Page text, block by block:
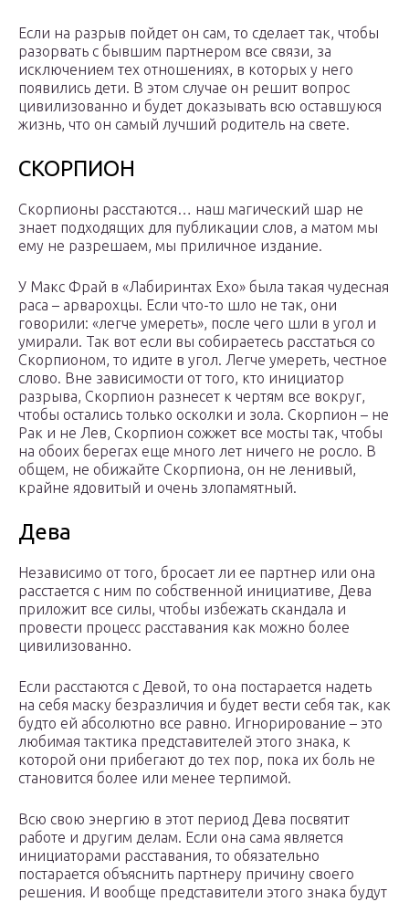
Если на разрыв пойдет он сам, то сделает так, чтобы
разорвать с бывшим партнером все связи, за
исключением тех отношениях, в которых у него
появились дети. В этом случае он решит вопрос
цивилизованно и будет доказывать всю оставшуюся
жизнь, что он самый лучший родитель на свете.
СКОРПИОН
Скорпионы расстаются… наш магический шар не
знает подходящих для публикации слов, а матом мы
ему не разрешаем, мы приличное издание.
У Макс Фрай в «Лабиринтах Ехо» была такая чудесная
раса – арварохцы. Если что-то шло не так, они
говорили: «легче умереть», после чего шли в угол и
умирали. Так вот если вы собираетесь расстаться со
Скорпионом, то идите в угол. Легче умереть, честное
слово. Вне зависимости от того, кто инициатор
разрыва, Скорпион разнесет к чертям все вокруг,
чтобы остались только осколки и зола. Скорпион – не
Рак и не Лев, Скорпион сожжет все мосты так, чтобы
на обоих берегах еще много лет ничего не росло. В
общем, не обижайте Скорпиона, он не ленивый,
крайне ядовитый и очень злопамятный.
Дева
Независимо от того, бросает ли ее партнер или она
расстается с ним по собственной инициативе, Дева
приложит все силы, чтобы избежать скандала и
провести процесс расставания как можно более
цивилизованно.
Если расстаются с Девой, то она постарается надеть
на себя маску безразличия и будет вести себя так, как
будто ей абсолютно все равно. Игнорирование – это
любимая тактика представителей этого знака, к
которой они прибегают до тех пор, пока их боль не
становится более или менее терпимой.
Всю свою энергию в этот период Дева посвятит
работе и другим делам. Если она сама является
инициаторами расставания, то обязательно
постарается объяснить партнеру причину своего
решения. И вообще представители этого знака будут